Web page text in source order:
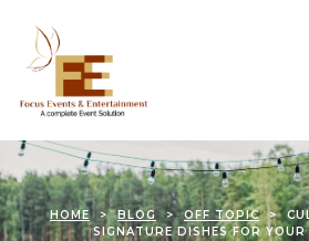
HOME > BLOG > OFF TOPIC >
SIGNATURE DISHES FOR YOUR